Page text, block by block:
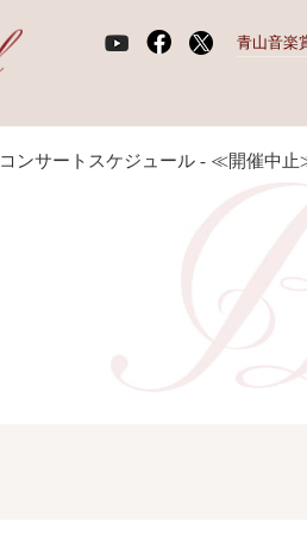
青山音楽
コンサートスケジュール - ≪開催中止